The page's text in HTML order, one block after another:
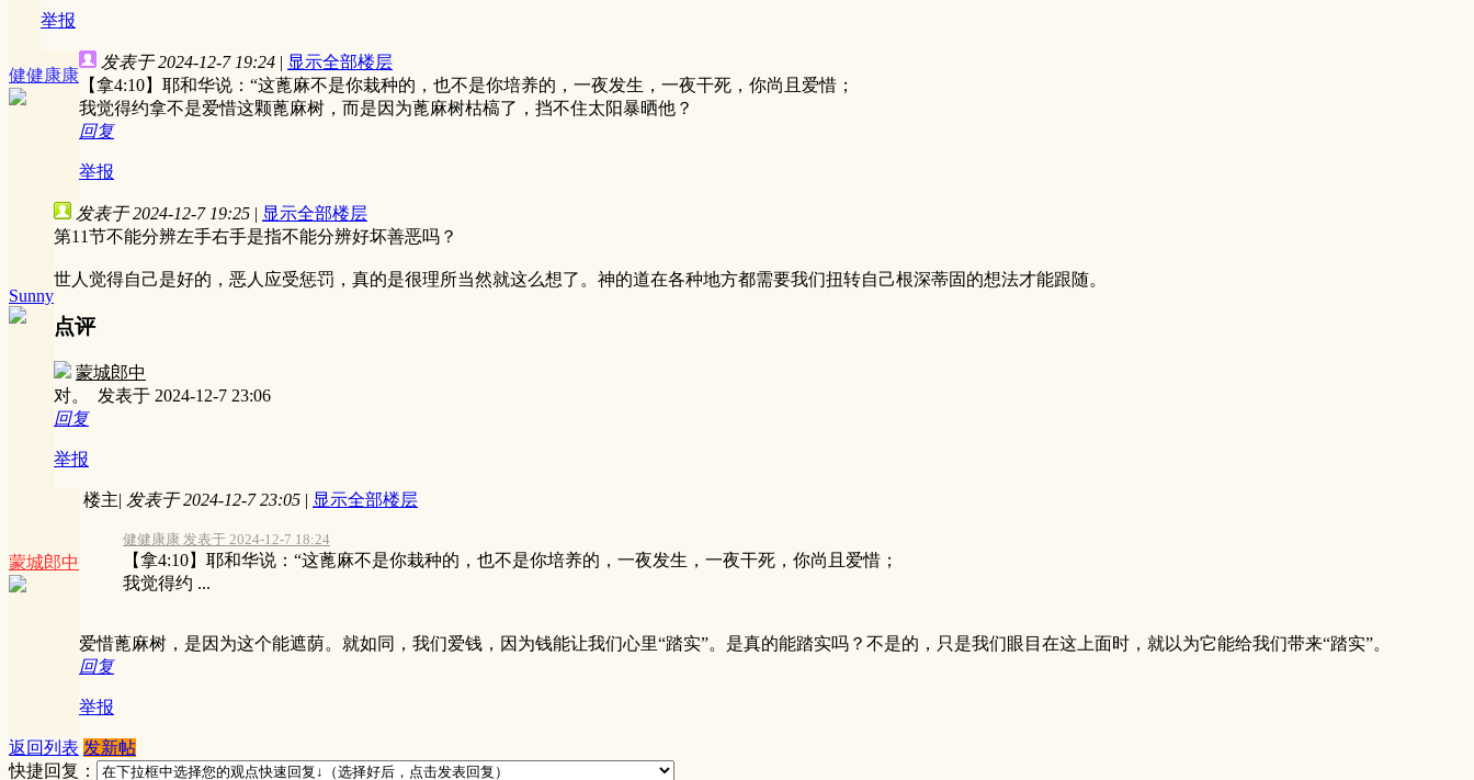
举报
健健康康
发表于 2024-12-7 19:24 | 显示全部楼层
【拿4:10】耶和华说：“这蓖麻不是你栽种的，也不是你培养的，一夜发生，一夜干死，你尚且爱惜；
我觉得约拿不是爱惜这颗蓖麻树，而是因为蓖麻树枯槁了，挡不住太阳暴晒他？
回复
举报
Sunny
发表于 2024-12-7 19:25 | 显示全部楼层
第11节不能分辨左手右手是指不能分辨好坏善恶吗？
世人觉得自己是好的，恶人应受惩罚，真的是很理所当然就这么想了。神的道在各种地方都需要我们扭转自己根深蒂固的想法才能跟随。
点评
蒙城郎中
对。 发表于 2024-12-7 23:06
回复
举报
蒙城郎中
楼主| 发表于 2024-12-7 23:05 | 显示全部楼层
健健康康 发表于 2024-12-7 18:24
【拿4:10】耶和华说：“这蓖麻不是你栽种的，也不是你培养的，一夜发生，一夜干死，你尚且爱惜；
我觉得约 ...
爱惜蓖麻树，是因为这个能遮荫。就如同，我们爱钱，因为钱能让我们心里“踏实”。是真的能踏实吗？不是的，只是我们眼目在这上面时，就以为它能给我们带来“踏实”。
回复
举报
返回列表 发新帖
快捷回复：